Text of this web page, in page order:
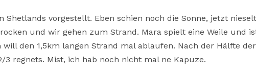
Shetlands vorgestellt. Eben schien noch die Sonne, jetzt
und wir gehen zum Strand. Mara spielt eine Weile und
den 1,5km langen Strand mal ablaufen. Nach der Hälfte der
regnets. Mist, ich hab noch nicht mal ne Kapuze.